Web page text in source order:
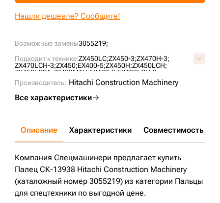
Возможные замены3055219;
Подходит к технике:ZX450LC;ZX450-3;ZX470H-3;
ZX470LCH-3;ZX450;EX400-5;ZX450H;ZX450LCH;
ZX450LCSA;ZX480MTH;EX400-3;EX400LCH-3;
EX450LC-5;
EX450H-5; ZX470-5G;
Производитель: Hitachi Construction Machinery
Все характеристики
Нашли дешевле? Сообщите!
Описание Характеристики Совместимость
Компания Спецмашинери предлагает купить
Палец СК-13938 Hitachi Construction Machinery
(каталожный номер 3055219) из категории Пальцы
для спецтехники по выгодной цене.